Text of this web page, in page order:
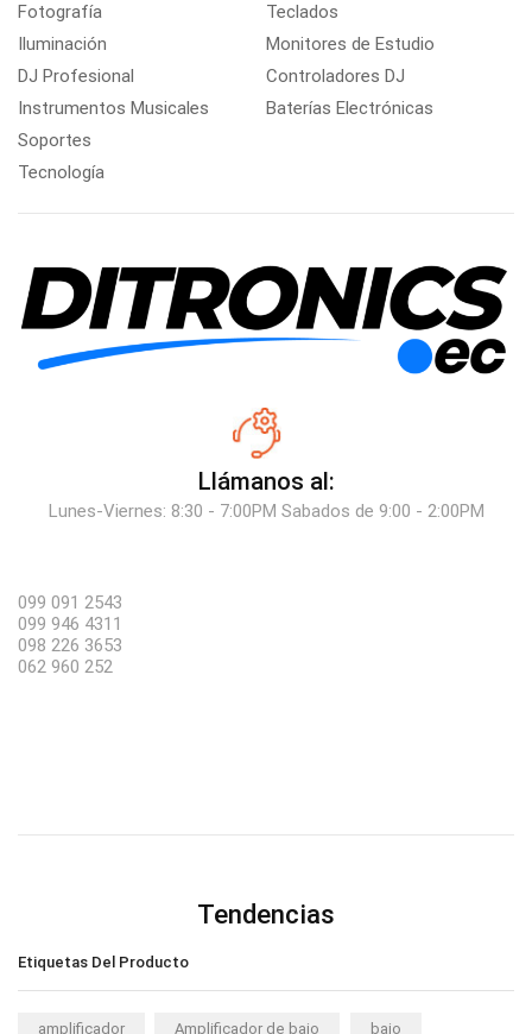
Fotografía
Iluminación
DJ Profesional
Instrumentos Musicales
Soportes
Tecnología
Teclados
Monitores de Estudio
Controladores DJ
Baterías Electrónicas
Llámanos al:
Lunes-Viernes: 8:30 - 7:00PM Sabados de 9:00 - 2:00PM
099 091 2543
099 946 4311
098 226 3653
062 960 252
Tendencias
Etiquetas Del Producto
amplificador Amplificador de bajo bajo